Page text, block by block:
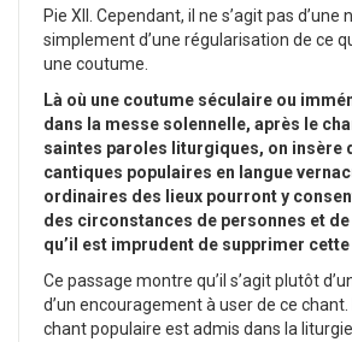
Pie XII. Cependant, il ne s’agit pas
simplement d’une régularisation de ce
une coutume.
Là où une coutume séculaire ou
dans la messe solennelle, après le
saintes paroles liturgiques, on insère
cantiques populaires en langue
ordinaires des lieux pourront y consen
des circonstances de personnes et
qu’il est imprudent de supprimer
Ce passage montre qu’il s’agit plutôt
d’un encouragement à user de ce
chant populaire est admis dans la